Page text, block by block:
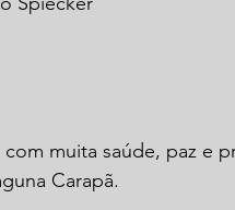
com muita saúde, paz e
Carapã.